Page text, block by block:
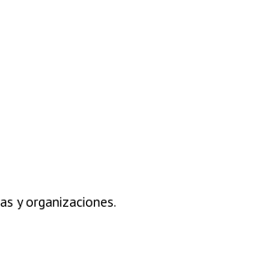
y organizaciones.